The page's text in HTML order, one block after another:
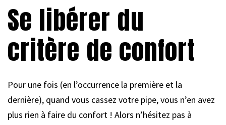
Se libérer du
critère de confort
Pour une fois (en l’occurrence la première et la
dernière), quand vous cassez votre pipe, vous n’en avez
plus rien à faire du confort ! Alors n’hésitez pas à